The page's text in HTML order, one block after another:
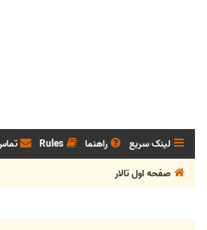
لینک سریع راهنما Rules
صفحه اول تالار